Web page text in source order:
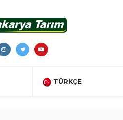
TÜRKÇE